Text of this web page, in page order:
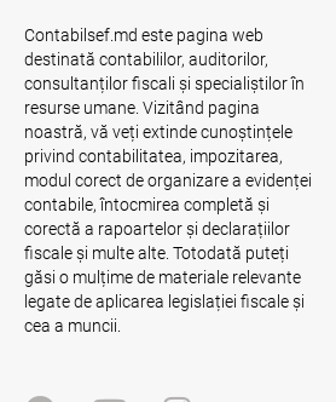
Contabilsef.md este pagina web
destinată contabililor, auditorilor,
consultanților fiscali și specialiștilor în
resurse umane. Vizitând pagina
noastră, vă veți extinde cunoștințele
privind contabilitatea, impozitarea,
modul corect de organizare a evidenței
contabile, întocmirea completă și
corectă a rapoartelor și declarațiilor
fiscale și multe alte. Totodată puteți
găsi o mulțime de materiale relevante
legate de aplicarea legislației fiscale și
cea a muncii.